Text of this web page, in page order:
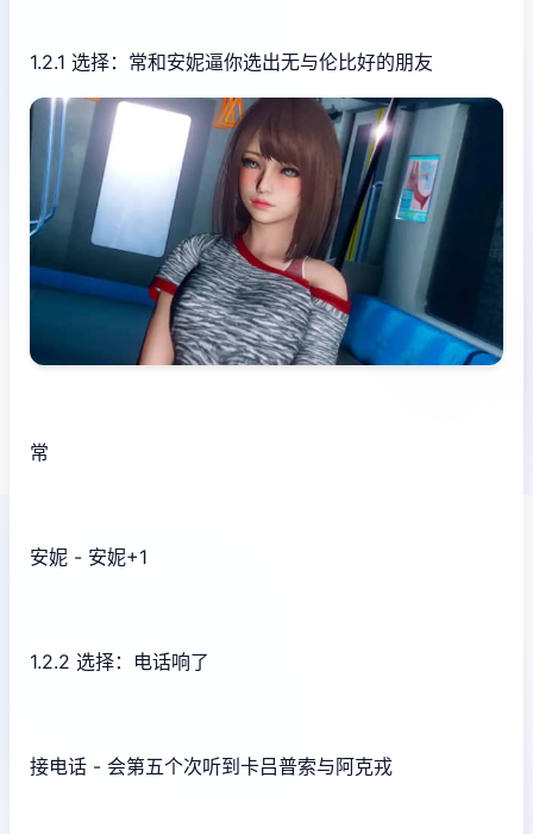
1.2.1 选择：常和安妮逼你选出无与伦比好的朋友
常
安妮 - 安妮+1
1.2.2 选择：电话响了
接电话 - 会第五个次听到卡吕普索与阿克戎